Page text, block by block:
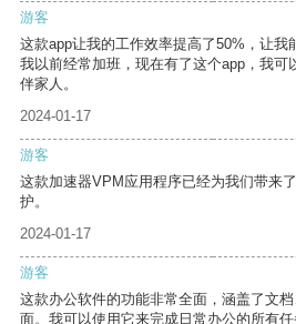
游客
这款app让我的工作效率提高了50%，让我
我以前经常加班，现在有了这个app，我可
伴家人。
2024-01-17
游客
这款加速器VPM应用程序已经为我们带来
护。
2024-01-17
游客
这款办公软件的功能非常全面，涵盖了文
面。我可以使用它来完成日常办公的所有任